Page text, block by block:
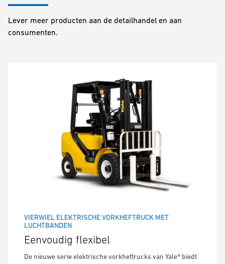
Lever meer producten aan de detailhandel en aan
consumenten.
VIERWIEL ELEKTRISCHE VORKHEFTRUCK MET
LUCHTBANDEN
Eenvoudig flexibel
De nieuwe serie elektrische vorkheftrucks van Yale® biedt